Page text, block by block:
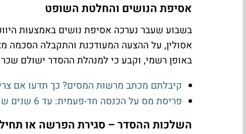
אסיפת הנושים והחלטת השופט
בשבוע שעבר נערכה אסיפת נושים באמצעות
אסולין, על ההצעה המעודכנת והתקבלה הסכמה
באופן רשמי, וקבע כי למנהלת ההסדר ישולם שכר טרחה
קיבלתם מכתב מרשות המסים? כך תדעו אם
פריסת מס על הכנסה חד-פעמית: עד 6 שנים שחוסכות אלפי שקלים
השלכות ההסדר – סגירת הפרשה או